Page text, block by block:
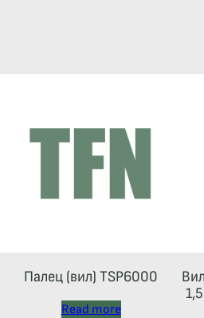
Палец (вил) TSP6000
Read more